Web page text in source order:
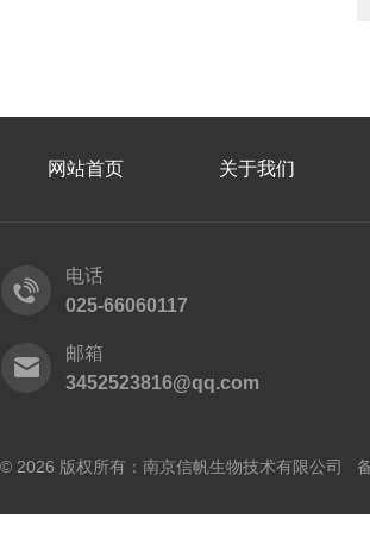
网站首页 关于我们
电话
025-66060117
邮箱
3452523816@qq.com
© 2026 版权所有：南京信帆生物技术有限公司 备